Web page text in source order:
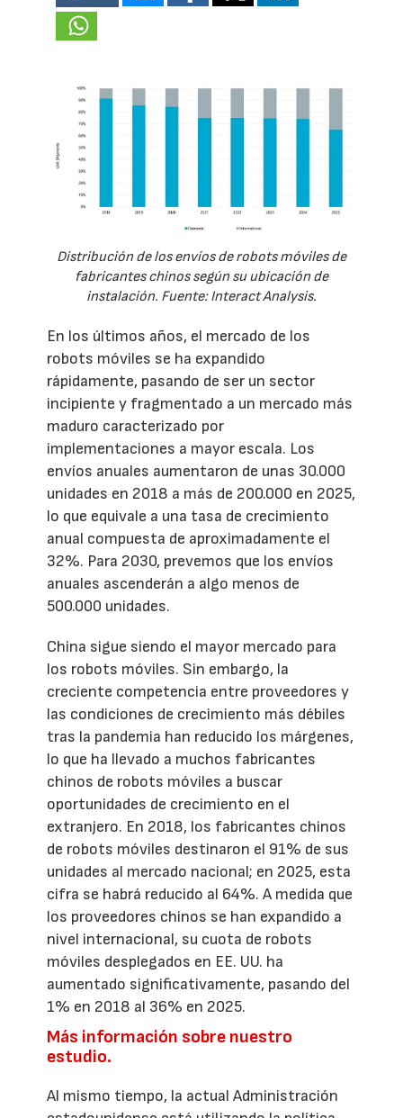
Distribución de los envíos de robots móviles de
fabricantes chinos según su ubicación de
instalación. Fuente: Interact Analysis.
En los últimos años, el mercado de los
robots móviles se ha expandido
rápidamente, pasando de ser un sector
incipiente y fragmentado a un mercado más
maduro caracterizado por
implementaciones a mayor escala. Los
envíos anuales aumentaron de unas 30.000
unidades en 2018 a más de 200.000 en 2025,
lo que equivale a una tasa de crecimiento
anual compuesta de aproximadamente el
32%. Para 2030, prevemos que los envíos
anuales ascenderán a algo menos de
500.000 unidades.
China sigue siendo el mayor mercado para
los robots móviles. Sin embargo, la
creciente competencia entre proveedores y
las condiciones de crecimiento más débiles
tras la pandemia han reducido los márgenes,
lo que ha llevado a muchos fabricantes
chinos de robots móviles a buscar
oportunidades de crecimiento en el
extranjero. En 2018, los fabricantes chinos
de robots móviles destinaron el 91% de sus
unidades al mercado nacional; en 2025, esta
cifra se habrá reducido al 64%. A medida que
los proveedores chinos se han expandido a
nivel internacional, su cuota de robots
móviles desplegados en EE. UU. ha
aumentado significativamente, pasando del
1% en 2018 al 36% en 2025.
Más información sobre nuestro
estudio.
Al mismo tiempo, la actual Administración